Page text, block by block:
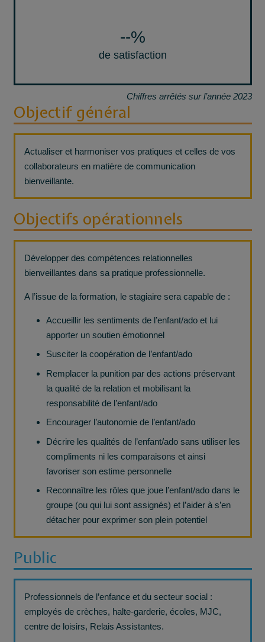
--%
de satisfaction
Chiffres arrêtés sur l’année 2023
Objectif général
Actualiser et harmoniser vos pratiques et celles de vos
collaborateurs en matière de communication
bienveillante.
Objectifs opérationnels
Développer des compétences relationnelles
bienveillantes dans sa pratique professionnelle.
A l’issue de la formation, le stagiaire sera capable de :
Accueillir les sentiments de l’enfant/ado et lui
apporter un soutien émotionnel
Susciter la coopération de l’enfant/ado
Remplacer la punition par des actions préservant
la qualité de la relation et mobilisant la
responsabilité de l’enfant/ado
Encourager l’autonomie de l’enfant/ado
Décrire les qualités de l’enfant/ado sans utiliser les
compliments ni les comparaisons et ainsi
favoriser son estime personnelle
Reconnaître les rôles que joue l’enfant/ado dans le
groupe (ou qui lui sont assignés) et l’aider à s’en
détacher pour exprimer son plein potentiel
Public
Professionnels de l’enfance et du secteur social :
employés de crèches, halte-garderie, écoles, MJC,
centre de loisirs, Relais Assistantes.